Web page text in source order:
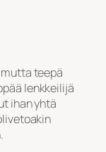
teepä
lenkkeilijä
ihan yhtä